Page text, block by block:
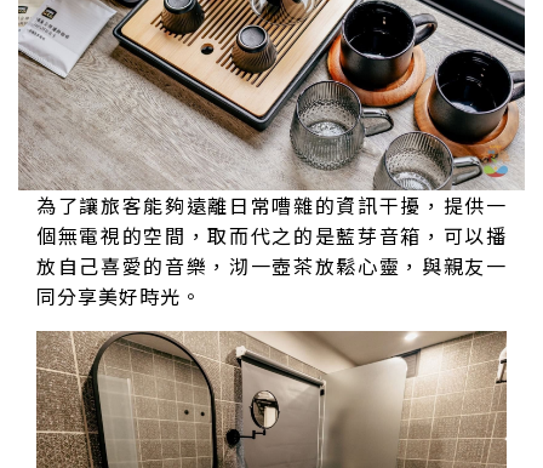
為了讓旅客能夠遠離日常嘈雜的資訊干擾，提供一
個無電視的空間，取而代之的是藍芽音箱，可以播
放自己喜愛的音樂，沏一壺茶放鬆心靈，與親友一
同分享美好時光。